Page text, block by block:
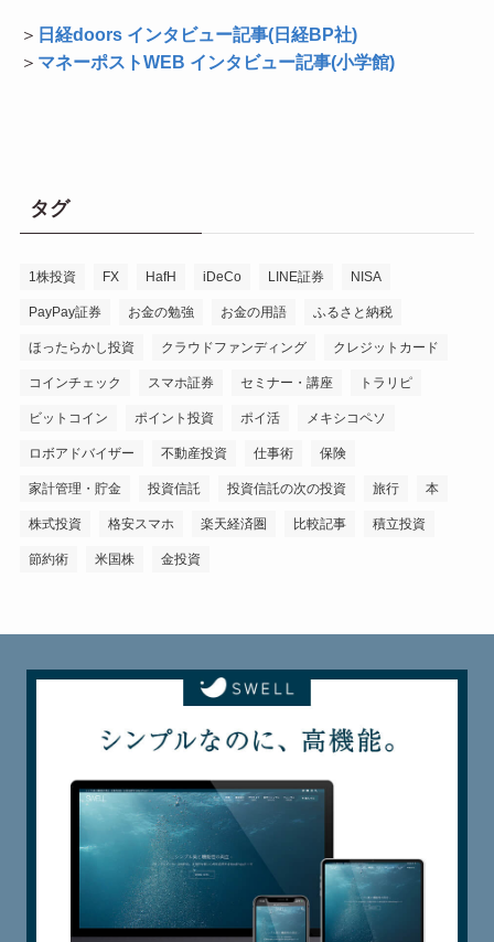
＞ 日経doors インタビュー記事(日経BP社)
＞ マネーポストWEB インタビュー記事(小学館)
タグ
1株投資 FX HafH iDeCo LINE証券 NISA
PayPay証券 お金の勉強 お金の用語 ふるさと納税
ほったらかし投資 クラウドファンディング クレジットカード
コインチェック スマホ証券 セミナー・講座 トラリピ
ビットコイン ポイント投資 ポイ活 メキシコペソ
ロボアドバイザー 不動産投資 仕事術 保険
家計管理・貯金 投資信託 投資信託の次の投資 旅行 本
株式投資 格安スマホ 楽天経済圏 比較記事 積立投資
節約術 米国株 金投資